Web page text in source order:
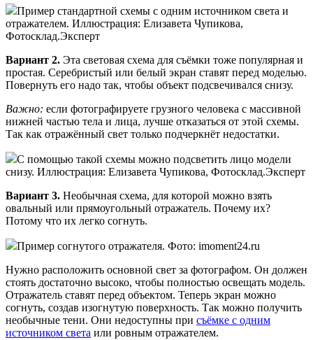
Пример стандартной схемы с одним источником света и
отражателем. Иллюстрация: Елизавета Чупикова,
Фотосклад.Эксперт
Вариант 2. Эта световая схема для съёмки тоже популярная и
простая. Серебристый или белый экран ставят перед моделью.
Повернуть его надо так, чтобы объект подсвечивался снизу.
Важно: если фотографируете грузного человека с массивной
нижней частью тела и лица, лучше отказаться от этой схемы.
Так как отражённый свет только подчеркнёт недостатки.
С помощью такой схемы можно подсветить лицо модели
снизу. Иллюстрация: Елизавета Чупикова, Фотосклад.Эксперт
Вариант 3. Необычная схема, для которой можно взять
овальный или прямоугольный отражатель. Почему их?
Потому что их легко согнуть.
Пример согнутого отражателя. Фото: imoment24.ru
Нужно расположить основной свет за фотографом. Он должен
стоять достаточно высоко, чтобы полностью освещать модель.
Отражатель ставят перед объектом. Теперь экран можно
согнуть, создав изогнутую поверхность. Так можно получить
необычные тени. Они недоступны при съёмке с одним
источником света или ровным отражателем.